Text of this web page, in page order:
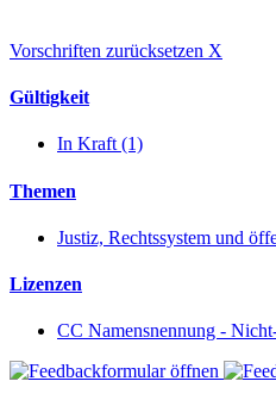
Vorschriften zurücksetzen X
Gültigkeit
In Kraft (1)
Themen
Justiz, Rechtssystem und
Lizenzen
CC Namensnennung -